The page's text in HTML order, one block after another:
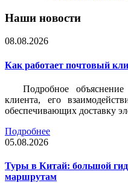
Наши новости
08.08.2026
Как работает почтовый
Подробное
клиента, его
обеспечивающих доставку
Подробнее
05.08.2026
Туры в Китай: большой
маршрутам